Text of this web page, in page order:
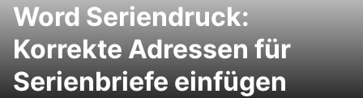
Word Seriendruck:
Korrekte Adressen für
Serienbriefe einfügen